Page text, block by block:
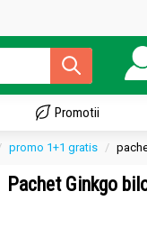
Promotii
promo 1+1 gratis
Pachet Ginkgo